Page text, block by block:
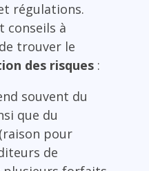
régulations.
conseils à
trouver le
des risques :
souvent du
que du
pour
de